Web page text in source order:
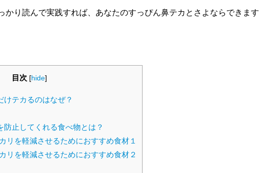
かり読んで実践すれば、あなたのすっぴん鼻テカとさよならできます
目次 [hide]
けテカるのはなぜ？
防止してくれる食べ物とは？
リを軽減させるためにおすすめ食材１
リを軽減させるためにおすすめ食材２